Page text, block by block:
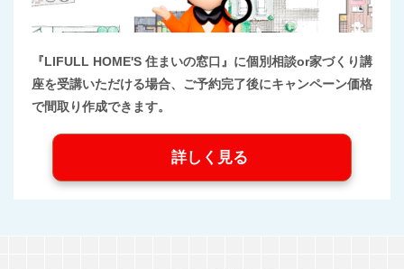
『LIFULL HOME'S 住まいの窓口』に個別相談or家づくり講
座を受講いただける場合、ご予約完了後にキャンペーン価格
で間取り作成できます。
詳しく見る